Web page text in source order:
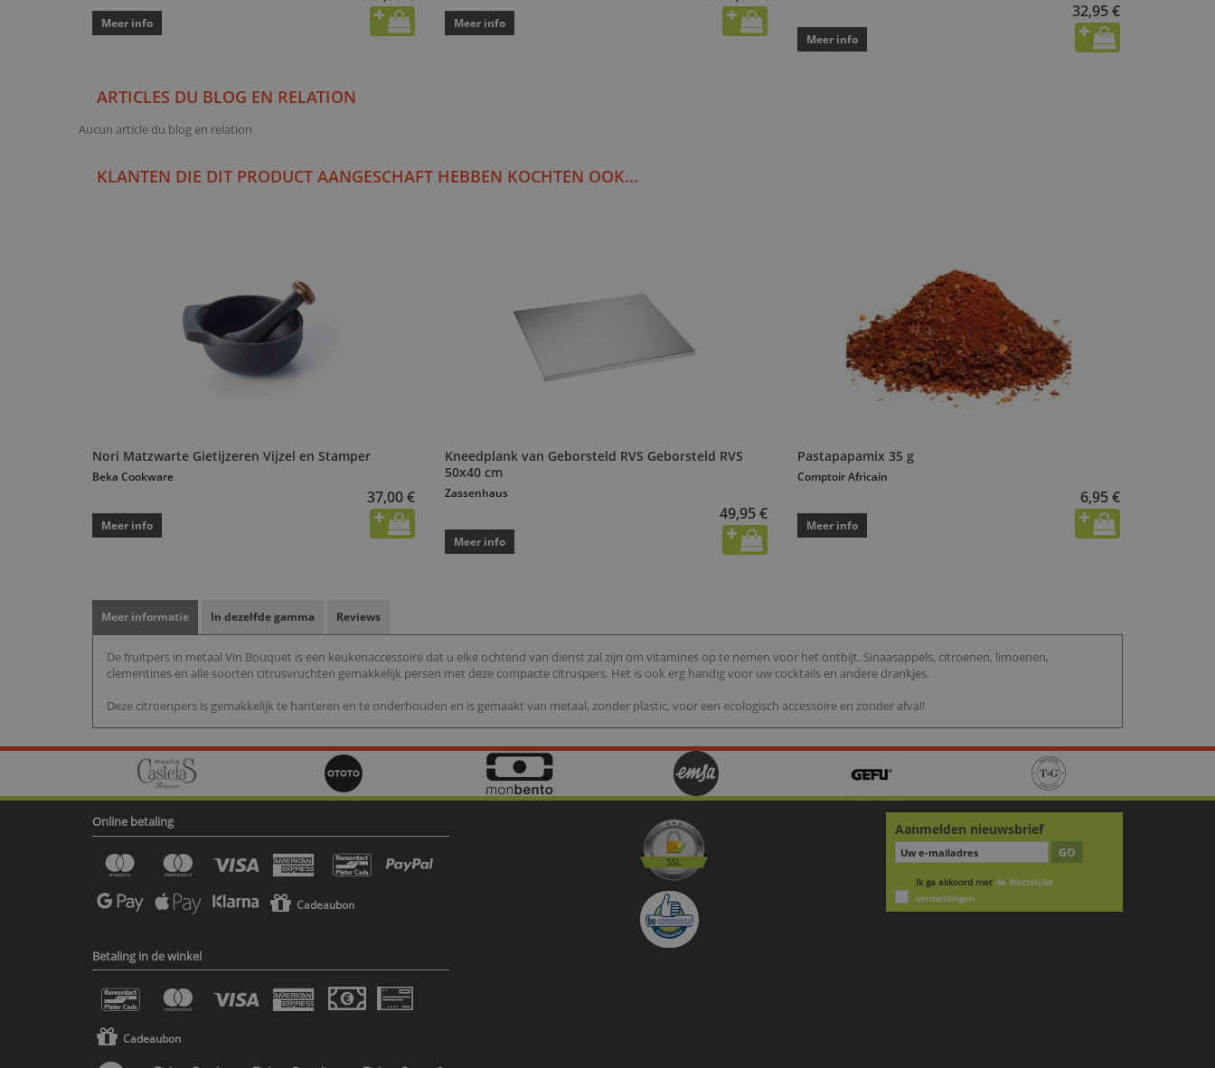
Meer info Meer info
32,95 €
Meer info
ARTICLES DU BLOG EN RELATION
Aucun article du blog en relation
KLANTEN DIE DIT PRODUCT AANGESCHAFT HEBBEN KOCHTEN OOK...
Nori Matzwarte Gietijzeren Vijzel en Stamper
Beka Cookware
37,00 €
Meer info
Kneedplank van Geborsteld RVS Geborsteld RVS
50x40 cm
Zassenhaus
49,95 €
Meer info
Pastapapamix 35 g
Comptoir Africain
6,95 €
Meer info
Meer informatie In dezelfde gamma Reviews
De fruitpers in metaal Vin Bouquet is een keukenaccessoire dat u elke ochtend van dienst zal zijn om vitamines op te nemen voor het ontbijt. Sinaasappels, citroenen, limoenen,
clementines en alle soorten citrusvruchten gemakkelijk persen met deze compacte citruspers. Het is ook erg handig voor uw cocktails en andere drankjes.
Deze citroenpers is gemakkelijk te hanteren en te onderhouden en is gemaakt van metaal, zonder plastic, voor een ecologisch accessoire en zonder afval!
Online betaling
Cadeaubon
Betaling in de winkel
Cadeaubon
Aanmelden nieuwsbrief
GO
Ik ga akkoord met de Wettelijke
vermeldingen